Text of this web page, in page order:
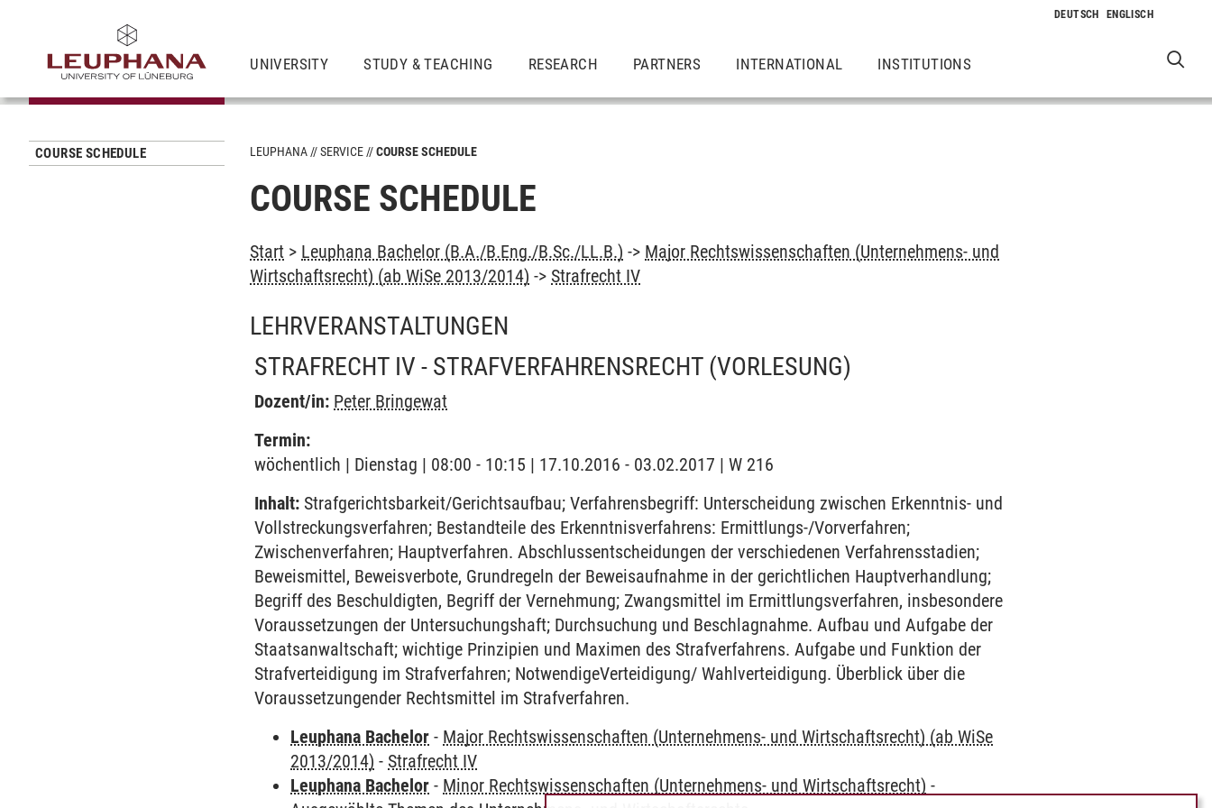
UNIVERSITY STUDY & TEACHING RESEARCH PARTNERS INTERNATIONAL INSTITUTIONS
COURSE SCHEDULE LEUPHANA SERVICE COURSE SCHEDULE
COURSE SCHEDULE
Start > Leuphana Bachelor (B.A./B.Eng./B.Sc./LL.B.) -> Major Rechtswissenschaften (Unternehmens- und
Wirtschaftsrecht) (ab WiSe 2013/2014) -> Strafrecht IV
LEHRVERANSTALTUNGEN
STRAFRECHT IV - STRAFVERFAHRENSRECHT (VORLESUNG)
Dozent/in: Peter Bringewat
Termin:
wöchentlich | Dienstag | 08:00 - 10:15 | 17.10.2016 - 03.02.2017 | W 216
Inhalt: Strafgerichtsbarkeit/Gerichtsaufbau; Verfahrensbegriff: Unterscheidung zwischen Erkenntnis- und
Vollstreckungsverfahren; Bestandteile des Erkenntnisverfahrens: Ermittlungs-/Vorverfahren;
Zwischenverfahren; Hauptverfahren. Abschlussentscheidungen der verschiedenen Verfahrensstadien;
Beweismittel, Beweisverbote, Grundregeln der Beweisaufnahme in der gerichtlichen Hauptverhandlung;
Begriff des Beschuldigten, Begriff der Vernehmung; Zwangsmittel im Ermittlungsverfahren, insbesondere
Voraussetzungen der Untersuchungshaft; Durchsuchung und Beschlagnahme. Aufbau und Aufgabe der
Staatsanwaltschaft; wichtige Prinzipien und Maximen des Strafverfahrens. Aufgabe und Funktion der
Strafverteidigung im Strafverfahren; NotwendigeVerteidigung/ Wahlverteidigung. Überblick über die
Voraussetzungender Rechtsmittel im Strafverfahren.
Leuphana Bachelor - Major Rechtswissenschaften (Unternehmens- und Wirtschaftsrecht) (ab WiSe
2013/2014) - Strafrecht IV
Leuphana Bachelor - Minor Rechtswissenschaften (Unternehmens- und Wirtschaftsrecht) -